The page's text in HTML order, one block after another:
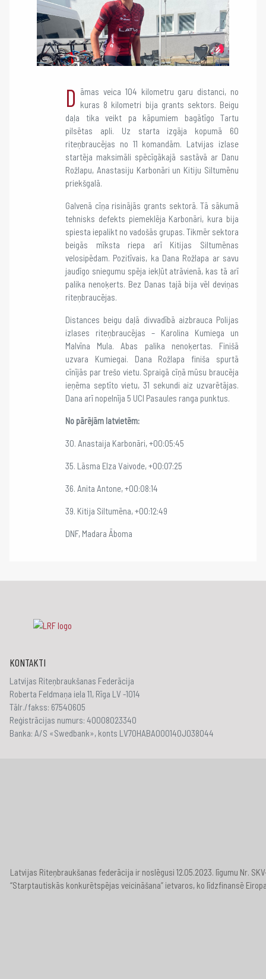
D āmas veica 104 kilometru garu distanci, no
kuras 8 kilometri bija grants sektors. Beigu
daļa tika veikt pa kāpumiem bagātīgo Tartu
pilsētas apli. Uz starta izgāja kopumā 60
riteņbraucējas no 11 komandām. Latvijas izlase
startēja maksimāli spēcīgākajā sastāvā ar Danu
Rožlapu, Anastasiju Karbonāri un Kitiju Siltumēnu
priekšgalā.
Galvenā cīņa risinājās grants sektorā. Tā sākumā
tehnisks defekts piemeklēja Karbonāri, kura bija
spiesta iepalikt no vadošās grupas. Tikmēr sektora
beigās mīksta riepa arī Kitijas Siltumēnas
velosipēdam. Pozitīvais, ka Dana Rožlapa ar savu
jaudīgo sniegumu spēja iekļūt atrāvienā, kas tā arī
palika nenoķerts. Bez Danas tajā bija vēl deviņas
riteņbraucējas.
Distances beigu daļā divvadībā aizbrauca Polijas
izlases riteņbraucējas – Karolina Kumiega un
Malvīna Mula. Abas palika nenoķertas. Finišā
uzvara Kumiegai. Dana Rožlapa finiša spurtā
cīnījās par trešo vietu. Spraigā cīņā mūsu braucēja
ieņēma septīto vietu, 31 sekundi aiz uzvarētājas.
Dana arī nopelnīja 5 UCI Pasaules ranga punktus.
No pārējām latvietēm:
30. Anastaija Karbonāri, +00:05:45
35. Lāsma Elza Vaivode, +00:07:25
36. Anita Antone, +00:08:14
39. Kitija Siltumēna, +00:12:49
DNF, Madara Āboma
KONTAKTI
Latvijas Riteņbraukšanas Federācija
Roberta Feldmaņa iela 11, Rīga LV -1014
Tālr./fakss: 67540605
Reģistrācijas numurs: 40008023340
Banka: A/S «Swedbank», konts LV70HABA000140J038044
Latvijas Riteņbraukšanas federācija ir noslēgusi 12.05.2023. līgumu Nr.
“Starptautiskās konkurētspējas veicināšana” ietvaros, ko līdzfinansē